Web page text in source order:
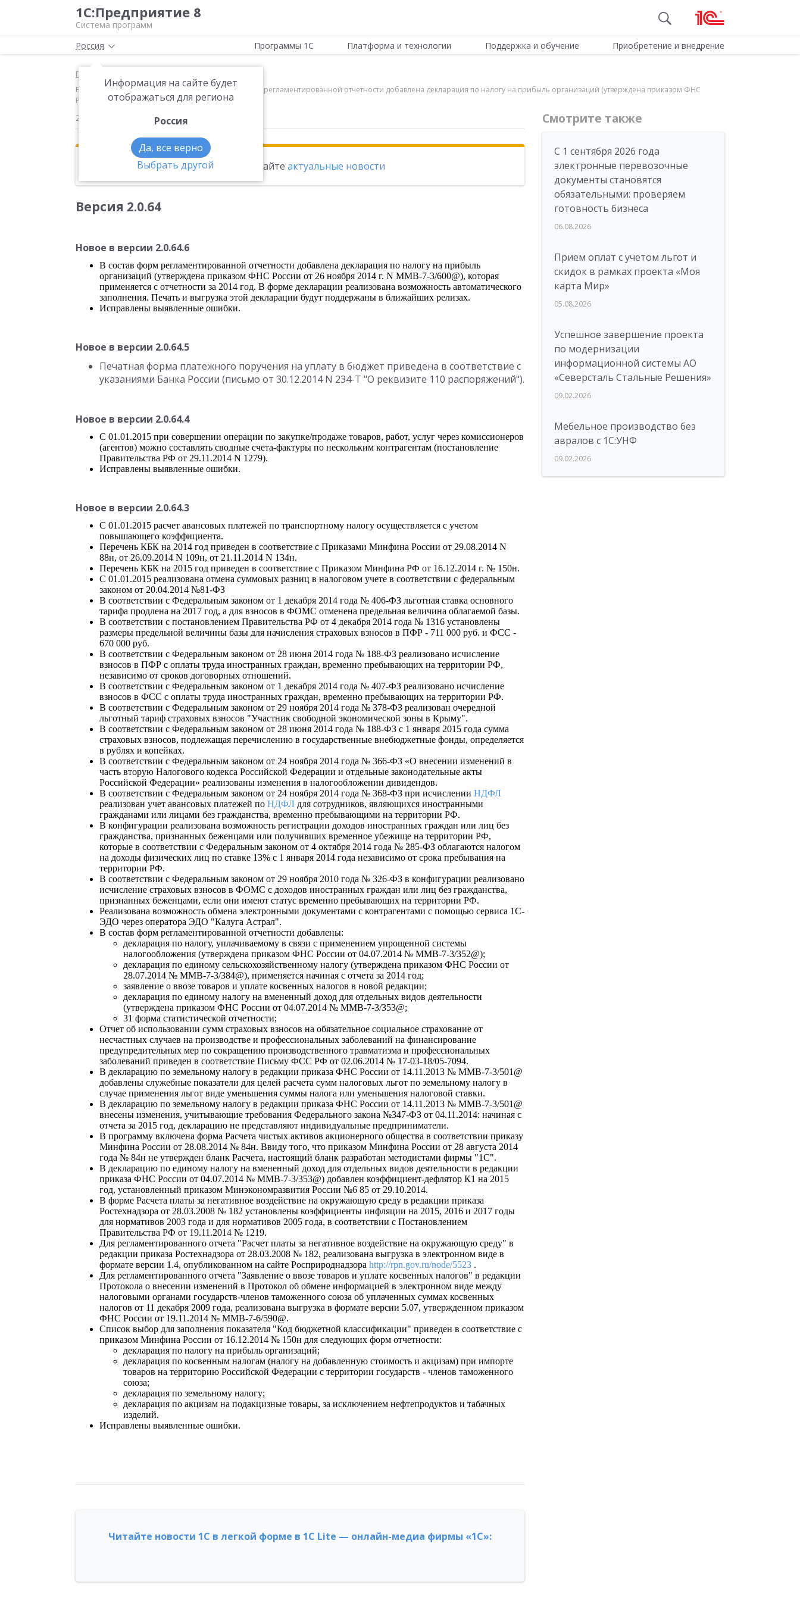
1С:Предприятие 8
Система программ
Россия
Информация на сайте будет
отображаться для региона
Россия
Да, все верно
Выбрать другой
Программы 1С Платформа и технологии Поддержка и обучение Приобретение и внедрение
Главная
Версия 2.0.64 Новое в версии 2.0.64.6 В состав форм регламентированной отчетности добавлена декларация по налогу на прибыль организаций (утверждена приказом ФНС
России от 26 ноября 2014 г
22.01.2015
Эта новость находится в архиве. Читайте актуальные новости
Версия 2.0.64
Новое в версии 2.0.64.6
В состав форм регламентированной отчетности добавлена декларация по налогу на прибыль
организаций (утверждена приказом ФНС России от 26 ноября 2014 г. N ММВ-7-3/600@), которая
применяется с отчетности за 2014 год. В форме декларации реализована возможность автоматического
заполнения. Печать и выгрузка этой декларации будут поддержаны в ближайших релизах.
Исправлены выявленные ошибки.
Новое в версии 2.0.64.5
Печатная форма платежного поручения на уплату в бюджет приведена в соответствие с
указаниями Банка России (письмо от 30.12.2014 N 234-Т "О реквизите 110 распоряжений").
Новое в версии 2.0.64.4
С 01.01.2015 при совершении операции по закупке/продаже товаров, работ, услуг через комиссионеров
(агентов) можно составлять сводные счета-фактуры по нескольким контрагентам (постановление
Правительства РФ от 29.11.2014 N 1279).
Исправлены выявленные ошибки.
Новое в версии 2.0.64.3
С 01.01.2015 расчет авансовых платежей по транспортному налогу осуществляется с учетом
повышающего коэффициента.
Перечень КБК на 2014 год приведен в соответствие с Приказами Минфина России от 29.08.2014 N
88н, от 26.09.2014 N 109н, от 21.11.2014 N 134н.
Перечень КБК на 2015 год приведен в соответствие с Приказом Минфина РФ от 16.12.2014 г. № 150н.
С 01.01.2015 реализована отмена суммовых разниц в налоговом учете в соответствии с федеральным
законом от 20.04.2014 №81-ФЗ
В соответствии с Федеральным законом от 1 декабря 2014 года № 406-ФЗ льготная ставка основного
тарифа продлена на 2017 год, а для взносов в ФОМС отменена предельная величина облагаемой базы.
В соответствии с постановлением Правительства РФ от 4 декабря 2014 года № 1316 установлены
размеры предельной величины базы для начисления страховых взносов в ПФР - 711 000 руб. и ФСС -
670 000 руб.
В соответствии с Федеральным законом от 28 июня 2014 года № 188-ФЗ реализовано исчисление
взносов в ПФР с оплаты труда иностранных граждан, временно пребывающих на территории РФ,
независимо от сроков договорных отношений.
В соответствии с Федеральным законом от 1 декабря 2014 года № 407-ФЗ реализовано исчисление
взносов в ФСС с оплаты труда иностранных граждан, временно пребывающих на территории РФ.
В соответствии с Федеральным законом от 29 ноября 2014 года № 378-ФЗ реализован очередной
льготный тариф страховых взносов "Участник свободной экономической зоны в Крыму".
В соответствии с Федеральным законом от 28 июня 2014 года № 188-ФЗ с 1 января 2015 года сумма
страховых взносов, подлежащая перечислению в государственные внебюджетные фонды, определяется
в рублях и копейках.
В соответствии с Федеральным законом от 24 ноября 2014 года № 366-ФЗ «О внесении изменений в
часть вторую Налогового кодекса Российской Федерации и отдельные законодательные акты
Российской Федерации» реализованы изменения в налогообложении дивидендов.
В соответствии с Федеральным законом от 24 ноября 2014 года № 368-ФЗ при исчислении НДФЛ
реализован учет авансовых платежей по НДФЛ для сотрудников, являющихся иностранными
гражданами или лицами без гражданства, временно пребывающими на территории РФ.
В конфигурации реализована возможность регистрации доходов иностранных граждан или лиц без
гражданства, признанных беженцами или получивших временное убежище на территории РФ,
которые в соответствии с Федеральным законом от 4 октября 2014 года № 285-ФЗ облагаются налогом
на доходы физических лиц по ставке 13% с 1 января 2014 года независимо от срока пребывания на
территории РФ.
В соответствии с Федеральным законом от 29 ноября 2010 года № 326-ФЗ в конфигурации реализовано
исчисление страховых взносов в ФОМС с доходов иностранных граждан или лиц без гражданства,
признанных беженцами, если они имеют статус временно пребывающих на территории РФ.
Реализована возможность обмена электронными документами с контрагентами с помощью сервиса 1С-
ЭДО через оператора ЭДО "Калуга Астрал".
В состав форм регламентированной отчетности добавлены:
декларация по налогу, уплачиваемому в связи с применением упрощенной системы
налогообложения (утверждена приказом ФНС России от 04.07.2014 № ММВ-7-3/352@);
декларация по единому сельскохозяйственному налогу (утверждена приказом ФНС России от
28.07.2014 № ММВ-7-3/384@), применяется начиная с отчета за 2014 год;
заявление о ввозе товаров и уплате косвенных налогов в новой редакции;
декларация по единому налогу на вмененный доход для отдельных видов деятельности
(утверждена приказом ФНС России от 04.07.2014 № ММВ-7-3/353@;
31 форма статистической отчетности;
Отчет об использовании сумм страховых взносов на обязательное социальное страхование от
несчастных случаев на производстве и профессиональных заболеваний на финансирование
предупредительных мер по сокращению производственного травматизма и профессиональных
заболеваний приведен в соответствие Письму ФСС РФ от 02.06.2014 № 17-03-18/05-7094.
В декларацию по земельному налогу в редакции приказа ФНС России от 14.11.2013 № ММВ-7-3/501@
добавлены служебные показатели для целей расчета сумм налоговых льгот по земельному налогу в
случае применения льгот виде уменьшения суммы налога или уменьшения налоговой ставки.
В декларацию по земельному налогу в редакции приказа ФНС России от 14.11.2013 № ММВ-7-3/501@
внесены изменения, учитывающие требования Федерального закона №347-ФЗ от 04.11.2014: начиная с
отчета за 2015 год, декларацию не представляют индивидуальные предприниматели.
В программу включена форма Расчета чистых активов акционерного общества в соответствии приказу
Минфина России от 28.08.2014 № 84н. Ввиду того, что приказом Минфина России от 28 августа 2014
года № 84н не утвержден бланк Расчета, настоящий бланк разработан методистами фирмы "1С".
В декларацию по единому налогу на вмененный доход для отдельных видов деятельности в редакции
приказа ФНС России от 04.07.2014 № ММВ-7-3/353@) добавлен коэффициент-дефлятор К1 на 2015
год, установленный приказом Минэкономразвития России №6 85 от 29.10.2014.
В форме Расчета платы за негативное воздействие на окружающую среду в редакции приказа
Ростехнадзора от 28.03.2008 № 182 установлены коэффициенты инфляции на 2015, 2016 и 2017 годы
для нормативов 2003 года и для нормативов 2005 года, в соответствии с Постановлением
Правительства РФ от 19.11.2014 № 1219.
Для регламентированного отчета "Расчет платы за негативное воздействие на окружающую среду" в
редакции приказа Ростехнадзора от 28.03.2008 № 182, реализована выгрузка в электронном виде в
формате версии 1.4, опубликованном на сайте Росприроднадзора http://rpn.gov.ru/node/5523 .
Для регламентированного отчета "Заявление о ввозе товаров и уплате косвенных налогов" в редакции
Протокола о внесении изменений в Протокол об обмене информацией в электронном виде между
налоговыми органами государств-членов таможенного союза об уплаченных суммах косвенных
налогов от 11 декабря 2009 года, реализована выгрузка в формате версии 5.07, утвержденном приказом
ФНС России от 19.11.2014 № ММВ-7-6/590@.
Список выбор для заполнения показателя "Код бюджетной классификации" приведен в соответствие с
приказом Минфина России от 16.12.2014 № 150н для следующих форм отчетности:
декларация по налогу на прибыль организаций;
декларация по косвенным налогам (налогу на добавленную стоимость и акцизам) при импорте
товаров на территорию Российской Федерации с территории государств - членов таможенного
союза;
декларация по земельному налогу;
декларация по акцизам на подакцизные товары, за исключением нефтепродуктов и табачных
изделий.
Исправлены выявленные ошибки.
Читайте новости 1С в легкой форме в 1С Lite — онлайн-медиа фирмы «1С»:
Смотрите также
С 1 сентября 2026 года
электронные перевозочные
документы становятся
обязательными: проверяем
готовность бизнеса
06.08.2026
Прием оплат с учетом льгот и
скидок в рамках проекта «Моя
карта Мир»
05.08.2026
Успешное завершение проекта
по модернизации
информационной системы АО
«Северсталь Стальные Решения»
09.02.2026
Мебельное производство без
авралов с 1С:УНФ
09.02.2026